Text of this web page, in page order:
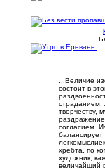
...Величие
состоит в
страданием,
творчеству,
согласием.
хребта, по
художник,
величайший